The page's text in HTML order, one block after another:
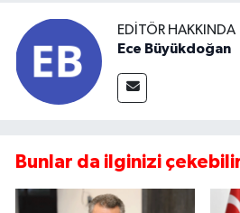
EDITÖR HAKKINDA
Ece Büyükdoğan
Bunlar da ilginizi